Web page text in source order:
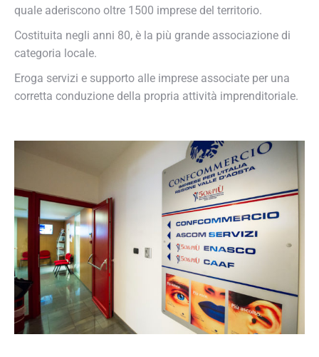
quale aderiscono oltre 1500 imprese del territorio.
Costituita negli anni 80, è la più grande associazione di
categoria locale.
Eroga servizi e supporto alle imprese associate per una
corretta conduzione della propria attività imprenditoriale.